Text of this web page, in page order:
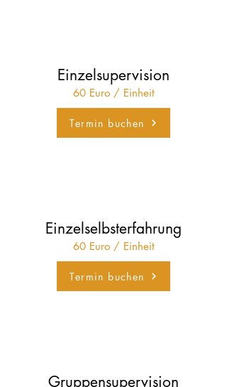
Einzelsupervision
60 Euro / Einheit
Termin buchen
Einzelselbsterfahrung
60 Euro / Einheit
Termin buchen
Gruppensupervision